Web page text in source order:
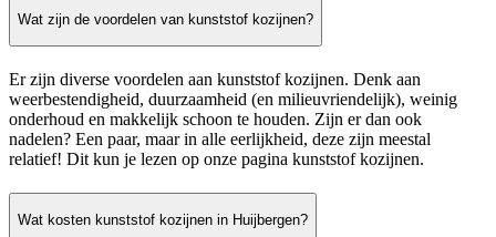
Wat zijn de voordelen van kunststof kozijnen?
Er zijn diverse voordelen aan kunststof kozijnen. Denk aan
weerbestendigheid, duurzaamheid (en milieuvriendelijk), weinig
onderhoud en makkelijk schoon te houden. Zijn er dan ook
nadelen? Een paar, maar in alle eerlijkheid, deze zijn meestal
relatief! Dit kun je lezen op onze pagina kunststof kozijnen.
Wat kosten kunststof kozijnen in Huijbergen?